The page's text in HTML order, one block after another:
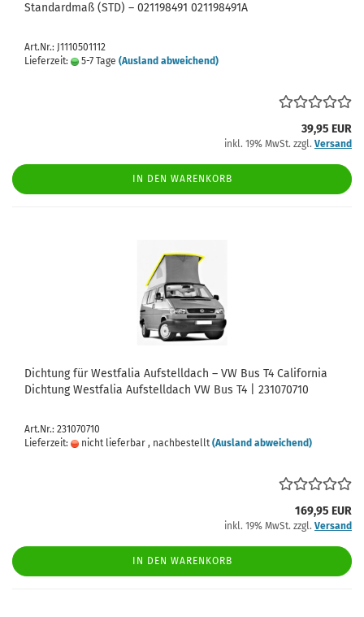
Standardmaß (STD) – 021198491 021198491A
Art.Nr.: J1110501112
Lieferzeit:
5-7 Tage (Ausland abweichend)
39,95 EUR
inkl. 19% MwSt. zzgl. Versand
IN DEN WARENKORB
Dichtung für Westfalia Aufstelldach – VW Bus T4 California
Dichtung Westfalia Aufstelldach VW Bus T4 | 231070710
Art.Nr.: 231070710
Lieferzeit:
nicht lieferbar , nachbestellt (Ausland abweichend)
169,95 EUR
inkl. 19% MwSt. zzgl. Versand
IN DEN WARENKORB